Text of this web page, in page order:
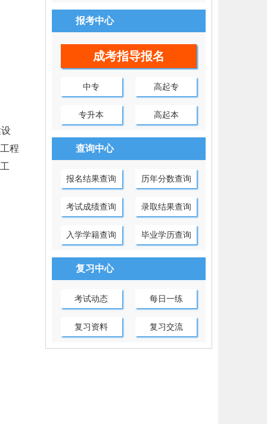
程
报考中心
成考指导报名
中专 高起专
专升本 高起本
查询中心
报名结果查询 历年分数查询
考试成绩查询 录取结果查询
入学学籍查询 毕业学历查询
复习中心
考试动态 每日一练
复习资料 复习交流